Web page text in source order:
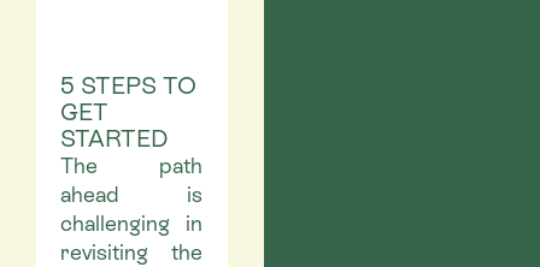
5 STEPS TO
GET
STARTED
The path
ahead is
challenging in
revisiting the